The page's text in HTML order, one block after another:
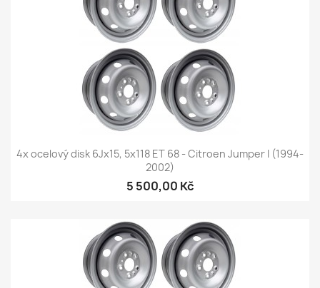
4x ocelový disk 6Jx15, 5x118 ET 68 - Citroen Jumper I (1994-
2002)
5 500,00 Kč